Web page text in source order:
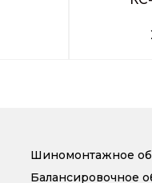
Шиномонтажное
Балансировочное